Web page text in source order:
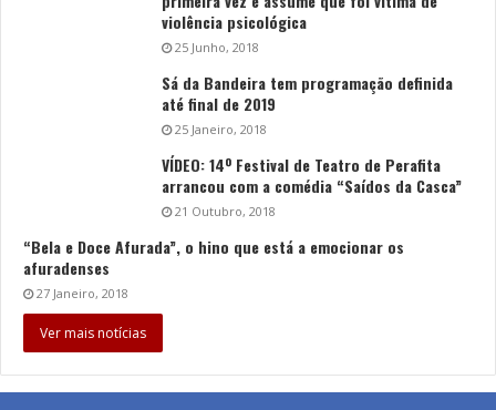
violência psicológica
25 Junho, 2018
Sá da Bandeira tem programação definida
até final de 2019
25 Janeiro, 2018
VÍDEO: 14º Festival de Teatro de Perafita
arrancou com a comédia “Saídos da Casca”
21 Outubro, 2018
“Bela e Doce Afurada”, o hino que está a emocionar os
afuradenses
27 Janeiro, 2018
Ver mais notícias